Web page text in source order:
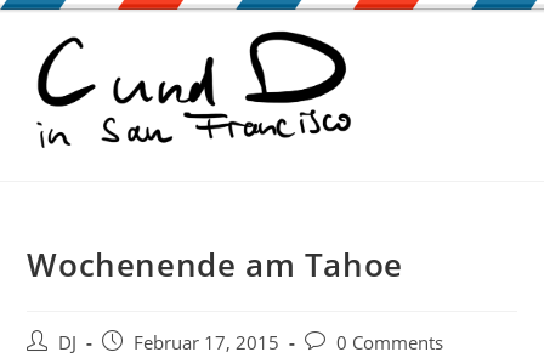
Zum
springen
Wochenende am Tahoe
Beitrags-
DJ
BeitragFebruar 17, 2015
Beitrags-
0 Comments